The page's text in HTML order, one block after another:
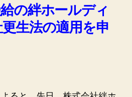
の絆ホールディ
生法の適用を申